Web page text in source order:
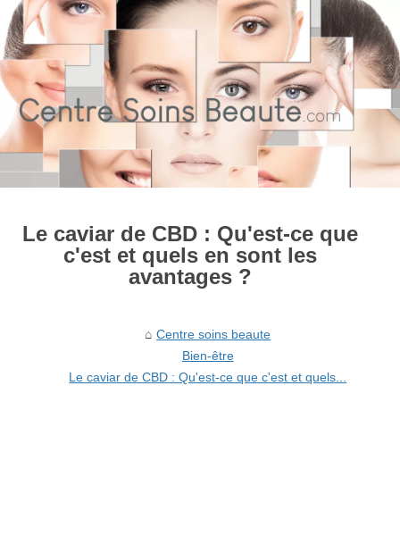
Le caviar de CBD : Qu'est-ce que
c'est et quels en sont les
avantages ?
Centre soins beaute
Bien-être
Le caviar de CBD : Qu'est-ce que c'est et quels...